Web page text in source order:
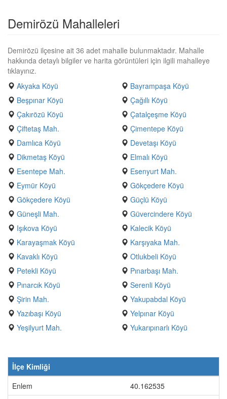
Demirözü Mahalleleri
Demirözü ilçesine ait 36 adet mahalle bulunmaktadır. Mahalle
hakkında detaylı bilgiler ve harita görüntüleri için ilgili mahalleye
tıklayınız.
Akyaka Köyü
Bayrampaşa Köyü
Beşpınar Köyü
Çağıllı Köyü
Çakırözü Köyü
Çatalçeşme Köyü
Çiftetaş Mah.
Çimentepe Köyü
Damlıca Köyü
Devetaşı Köyü
Dikmetaş Köyü
Elmalı Köyü
Esentepe Mah.
Esenyurt Mah.
Eymür Köyü
Gökçedere Köyü
Gökçedere Köyü
Güçlü Köyü
Güneşli Mah.
Güvercindere Köyü
Işıkova Köyü
Kalecik Köyü
Karayaşmak Köyü
Karşıyaka Mah.
Kavaklı Köyü
Otlukbeli Köyü
Petekli Köyü
Pınarbaşı Mah.
Pınarcık Köyü
Serenli Köyü
Şirin Mah.
Yakupabdal Köyü
Yazıbaşı Köyü
Yelpınar Köyü
Yeşilyurt Mah.
Yukarıpınarlı Köyü
İlçe Kimliği
Enlem
40.162535